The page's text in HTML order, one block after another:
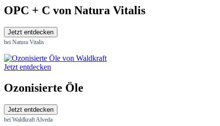
OPC + C von Natura Vitalis
Jetzt entdecken
bei Natura Vitalis
Jetzt entdecken
Ozonisierte Öle
Jetzt entdecken
bei Waldkraft Alveda